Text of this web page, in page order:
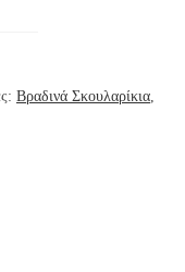
Βραδινά Σκουλαρίκια